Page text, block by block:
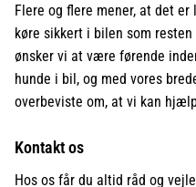
Flere og flere mener, at det
køre sikkert i bilen som
ønsker vi at være førende
hunde i bil, og med vores
overbeviste om, at vi kan
Kontakt os
Hos os får du altid råd og